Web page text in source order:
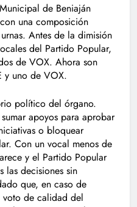
de Beniaján
una composición
Antes de la dimisión
del Partido Popular,
de VOX. Ahora son
y uno de VOX.
político del órgano.
apoyos para aprobar
o bloquear
Con un vocal menos de
y el Partido Popular
las decisiones sin
que, en caso de
voto de calidad del